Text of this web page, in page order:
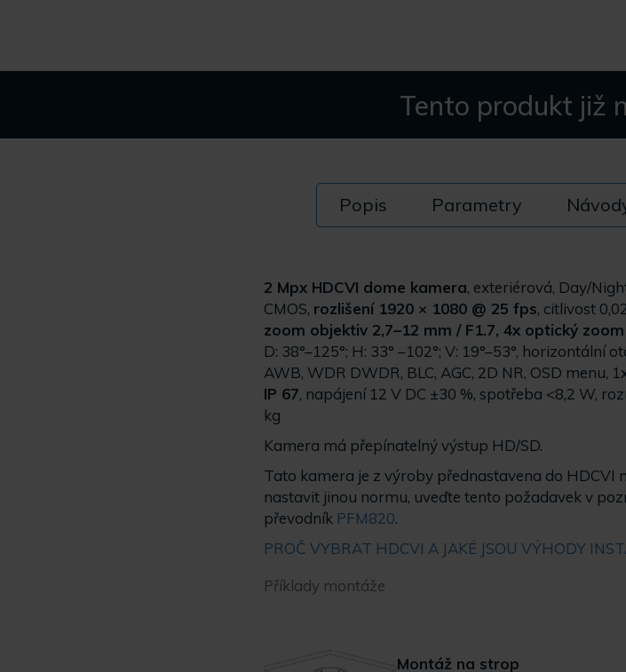
Tento produkt již
Popis Parametry
2 Mpx HDCVI dome kamera, exteriérová, Day/
CMOS, rozlišení 1920 × 1080 @ 25 fps, citlivost
zoom objektiv 2,7–12 mm / F1.7, 4x optický
D: 38°–125°; H: 33° –102°; V: 19°–53°, horizontální
AWB, WDR DWDR, BLC, AGC, 2D NR, OSD menu,
IP 67, napájení 12 V DC ±30 %, spotřeba <8,2 W,
kg
Kamera má přepínatelný výstup HD/SD.
Tato kamera je z výroby přednastavena do HDCVI
nastavit jinou normu, uveďte tento požadavek v
převodník PFM820.
PROČ VYBRAT HDCVI A JAKÉ JSOU VÝHODY
Příklady montáže
Montáž na strop